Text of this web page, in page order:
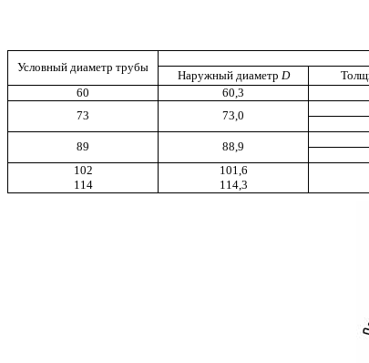
Условный диаметр трубы
Наружный диаметр D
60
60,3
73
73,0
89
88,9
102
101,6
114
114,3